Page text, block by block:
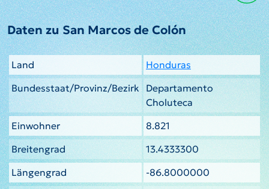
Daten zu San Marcos de Colón
Land
Honduras
Bundesstaat/Provinz/Bezirk
Departamento
Choluteca
Einwohner
8.821
Breitengrad
13.4333300
Längengrad
-86.8000000